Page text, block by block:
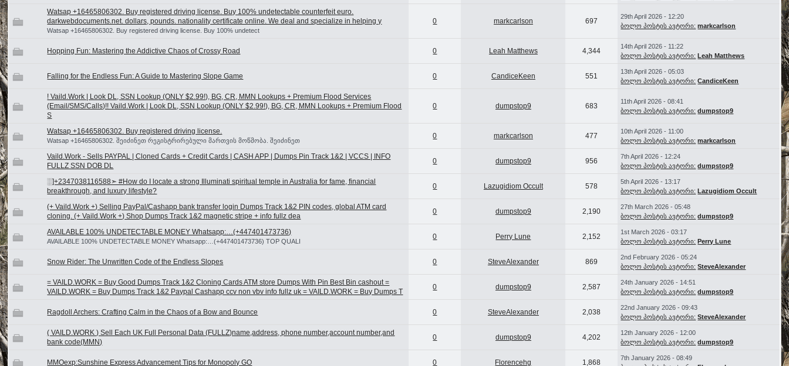
Watsap +16465806302. Buy registered driving license. Buy 100% undetectable counterfeit euro.
darkwebdocuments.net. dollars, pounds. nationality certificate online. We deal and specialize in helping y
Watsap +16465806302. Buy registered driving license. Buy 100% undetect
0 markcarlson 697
29th April 2026 - 12:20
ბოლო პოსტის ავტორი: markcarlson
Hopping Fun: Mastering the Addictive Chaos of Crossy Road 0 Leah Matthews 4,344
14th April 2026 - 11:22
ბოლო პოსტის ავტორი: Leah Matthews
Falling for the Endless Fun: A Guide to Mastering Slope Game 0 CandiceKeen 551
13th April 2026 - 05:03
ბოლო პოსტის ავტორი: CandiceKeen
! Vaild.Work | Look DL, SSN Lookup (ONLY $2.99!), BG, CR, MMN Lookups + Premium Flood Services
(Email/SMS/Calls)!! Vaild.Work | Look DL, SSN Lookup (ONLY $2.99!), BG, CR, MMN Lookups + Premium Flood
S
0 dumpstop9 683
11th April 2026 - 08:41
ბოლო პოსტის ავტორი: dumpstop9
Watsap +16465806302. Buy registered driving license.
Watsap +16465806302. შეიძინეთ რეგისტრირებული მართვის მოწმობა. შეიძინეთ
0 markcarlson 477
10th April 2026 - 11:00
ბოლო პოსტის ავტორი: markcarlson
Vaild.Work - Sells PAYPAL | Cloned Cards + Credit Cards | CASH APP | Dumps Pin Track 1&2 | VCCS | INFO
FULLZ SSN DOB DL
0 dumpstop9 956
7th April 2026 - 12:24
ბოლო პოსტის ავტორი: dumpstop9
░]+2347038116588➣ #How do I locate a strong Illuminati spiritual temple in Australia for fame, financial
breakthrough, and luxury lifestyle?
0 Lazugidiom Occult 578
5th April 2026 - 13:17
ბოლო პოსტის ავტორი: Lazugidiom Occult
(+ Vaild.Work +) Selling PayPal/Cashapp bank transfer login Dumps Track 1&2 PIN codes, global ATM card
cloning. (+ Vaild.Work +) Shop Dumps Track 1&2 magnetic stripe + info fullz dea
0 dumpstop9 2,190
27th March 2026 - 05:48
ბოლო პოსტის ავტორი: dumpstop9
AVAILABLE 100% UNDETECTABLE MONEY Whatsapp:…(+447401473736)
AVAILABLE 100% UNDETECTABLE MONEY Whatsapp:…(+447401473736) TOP QUALI
0 Perry Lune 2,152
1st March 2026 - 03:17
ბოლო პოსტის ავტორი: Perry Lune
Snow Rider: The Unwritten Code of the Endless Slopes 0 SteveAlexander 869
2nd February 2026 - 05:24
ბოლო პოსტის ავტორი: SteveAlexander
= VAILD.WORK = Buy Good Dumps Track 1&2 Cloning Cards ATM store Dumps With Pin Best Bin cashout =
VAILD.WORK = Buy Dumps Track 1&2 Paypal Cashapp ccv non vbv info fullz uk = VAILD.WORK = Buy Dumps T
0 dumpstop9 2,587
24th January 2026 - 14:51
ბოლო პოსტის ავტორი: dumpstop9
Ragdoll Archers: Crafting Calm in the Chaos of a Bow and Bounce 0 SteveAlexander 2,038
22nd January 2026 - 09:43
ბოლო პოსტის ავტორი: SteveAlexander
( VAILD.WORK ) Sell Each UK Full Personal Data (FULLZ)name,address, phone number,account number,and
bank code(MMN)
0 dumpstop9 4,202
12th January 2026 - 12:00
ბოლო პოსტის ავტორი: dumpstop9
MMOexp:Sunshine Express Advancement Tips for Monopoly GO 0 Florencehg 1,868
7th January 2026 - 08:49